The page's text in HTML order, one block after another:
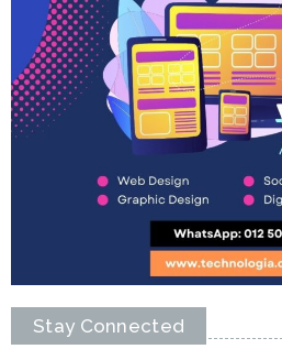
Stay Connected